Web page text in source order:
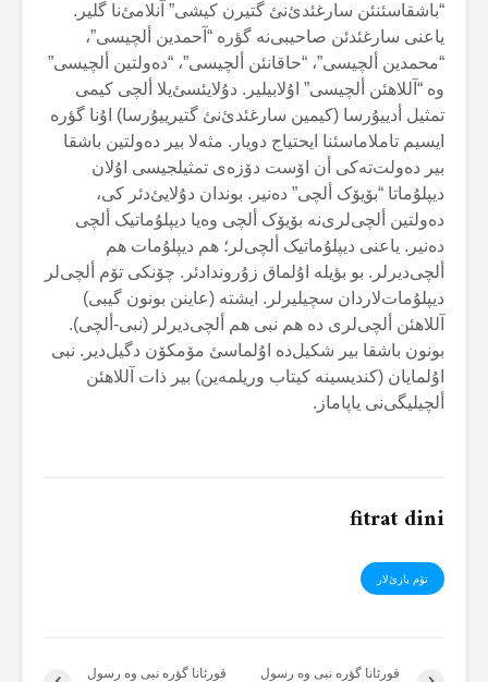
“باشقاسئنئن سارغئدئ‌نئ گتیرن کیشی” آنلامئ‌نا گلیر.
یاعنی سارغئدئن صاحیبی‌نە گؤرە “آحمدین ألچیسی”،
“محمدین ألچیسی”، “حاقانئن ألچیسی”، “دەولتین ألچیسی”
وە “آللاهئن ألچیسی” اۇلابیلیر. دۇلایئسئ‌یلا ألچی کیمی
تمثیل أدییۇرسا (کیمین سارغئدئ‌نئ گتیرییۇرسا) اۇنا گؤرە
ایسیم تاملاماسئنا ایحتیاج دویار. مثەلا بیر دەولتین باشقا
بیر دەولت‌تەکی أن اۆست دۆزەی تمثیلجیسی اۇلان
دیپلۇماتا “بۆیۆک ألچی” دەنیر. بوندان دۇلایئ‌دئر کی،
دەولتین ألچی‌لری‌نە بۆیۆک ألچی وەیا دیپلۇماتیک ألچی
دەنیر. یاعنی دیپلۇماتیک ألچی‌لر؛ هم دیپلۇمات هم
ألچی‌دیرلر. بو بؤیلە اۇلماق زۇروندادئر. چۆنکی تۆم ألچی‌لر
دیپلۇمات‌لاردان سچیلیرلر. ایشتە (عاینن بونون گیبی)
آللاهئن ألچی‌لری دە هم نبی هم ألچی‌دیرلر (نبی-ألچی).
بونون باشقا بیر شکیل‌دە اۇلماسئ مۆمکۆن دگیل‌دیر. نبی
اۇلمایان (کندیسینە کیتاب وریلمەین) بیر ذات آللاهئن
ألچیلیگی‌نی یاپاماز.
fitrat dini
تۆم یازئ‌لار
قورئانا گؤرە نبی وە رسول
قورئانا گؤرە نبی وە رسول